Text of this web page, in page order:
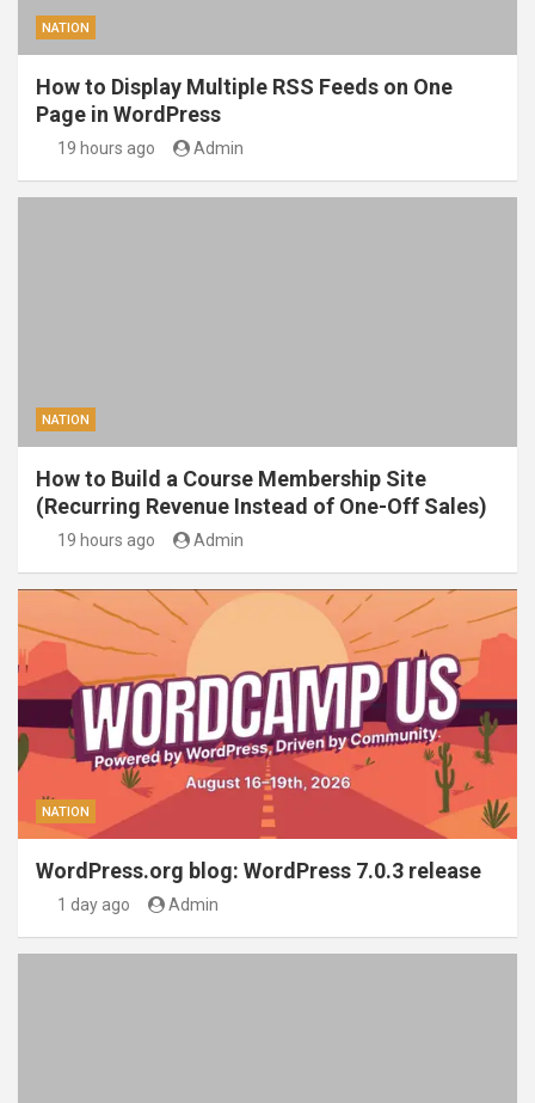
NATION
How to Display Multiple RSS Feeds on One
Page in WordPress
19 hours ago Admin
NATION
How to Build a Course Membership Site
(Recurring Revenue Instead of One-Off Sales)
19 hours ago Admin
NATION
WordPress.org blog: WordPress 7.0.3 release
1 day ago Admin